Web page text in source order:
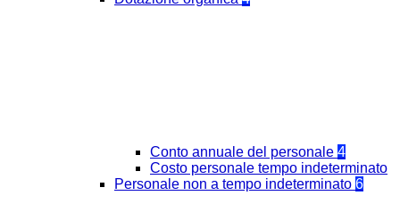
Conto annuale del personale 4
Costo personale tempo indeterminato
Personale non a tempo indeterminato 6